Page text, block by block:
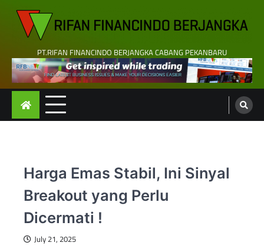
content
PT.RIFAN FINANCINDO BERJANGKA CABANG PEKANBARU
Harga Emas Stabil, Ini Sinyal
Breakout yang Perlu
Dicermati !
July 21, 2025